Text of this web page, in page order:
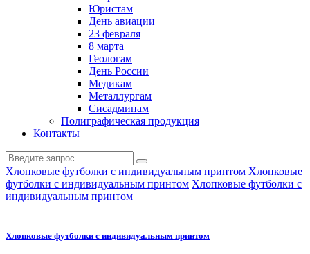
Юристам
День авиации
23 февраля
8 марта
Геологам
День России
Медикам
Металлургам
Сисадминам
Полиграфическая продукция
Контакты
Хлопковые футболки с индивидуальным принтом Хлопковые
футболки с индивидуальным принтом Хлопковые футболки с
индивидуальным принтом
Хлопковые футболки с индивидуальным принтом